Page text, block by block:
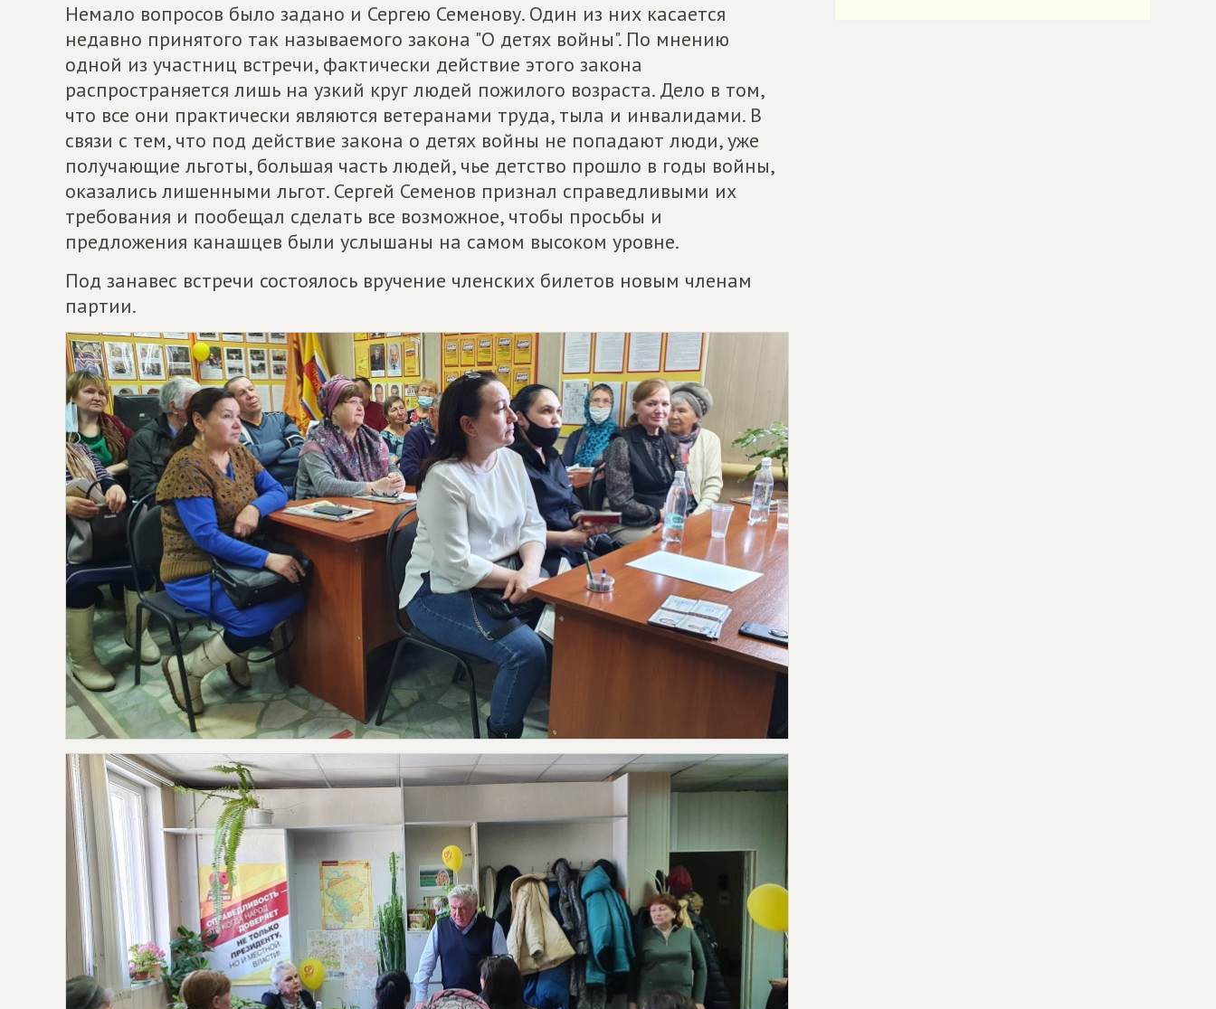
Немало вопросов было задано и Сергею Семенову. Один из них касается
недавно принятого так называемого закона "О детях войны". По мнению
одной из участниц встречи, фактически действие этого закона
распространяется лишь на узкий круг людей пожилого возраста. Дело в том,
что все они практически являются ветеранами труда, тыла и инвалидами. В
связи с тем, что под действие закона о детях войны не попадают люди, уже
получающие льготы, большая часть людей, чье детство прошло в годы войны,
оказались лишенными льгот. Сергей Семенов признал справедливыми их
требования и пообещал сделать все возможное, чтобы просьбы и
предложения канашцев были услышаны на самом высоком уровне.
Под занавес встречи состоялось вручение членских билетов новым членам
партии.